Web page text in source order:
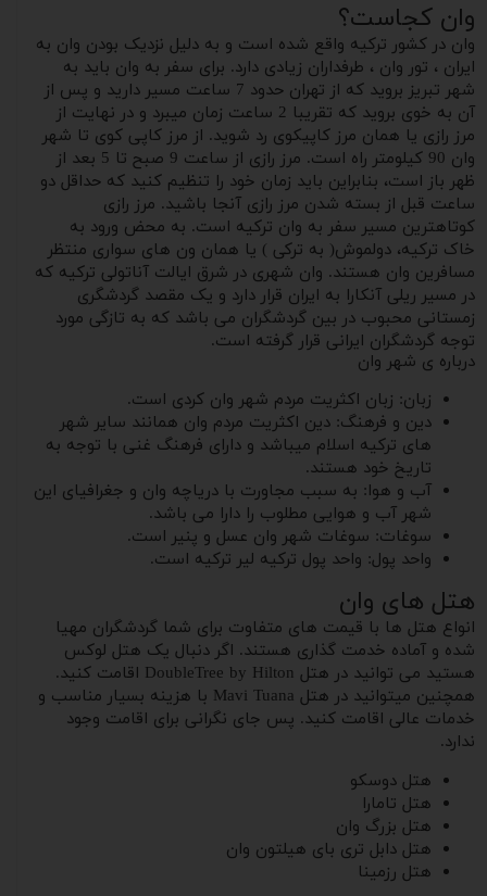
وان کجاست؟
وان در کشور ترکیه واقع شده است و به دلیل نزدیک بودن وان به
ایران ، تور وان ، طرفداران زیادی دارد. برای سفر به وان باید به
شهر تبریز بروید که از تهران حدود 7 ساعت مسیر دارید و پس از
آن به خوی بروید که تقریبا 2 ساعت زمان میبرد و در نهایت از
مرز رازی یا همان مرز کاپیکوی رد شوید. از مرز کاپی کوی تا شهر
وان 90 کیلومتر راه است. مرز رازی از ساعت 9 صبح تا 5 بعد از
ظهر باز است، بنابراین باید زمان خود را تنظیم کنید که حداقل دو
ساعت قبل از بسته شدن مرز رازی آنجا باشید. مرز رازی
کوتاهترین مسیر سفر به وان ترکیه است. به محض ورود به
خاک ترکیه، دولموش( به ترکی ) یا همان ون های سواری منتظر
مسافرین وان هستند. وان شهری در شرق ایالت آناتولی ترکیه که
در مسیر ریلی آنکارا به ایران قرار دارد و یک مقصد گردشگری
زمستانی محبوب در بین گردشگران می باشد که به تازگی مورد
توجه گردشگران ایرانی قرار گرفته است.
درباره ی شهر وان
زبان: زبان اکثریت مردم شهر وان کردی است.
دین و فرهنگ: دین اکثریت مردم وان همانند سایر شهر
های ترکیه اسلام میباشد و دارای فرهنگ غنی با توجه به
تاریخ خود هستند.
آب و هوا: به سبب مجاورت با دریاچه وان و جغرافیای این
شهر آب و هوایی مطلوب را دارا می باشد.
سوغات: سوغات شهر وان عسل و پنیر است.
واحد پول: واحد پول ترکیه لیر ترکیه است.
هتل های وان
انواع هتل ها با قیمت های متفاوت برای شما گردشگران مهیا
شده و آماده خدمت گذاری هستند. اگر دنبال یک هتل لوکس
هستید می توانید در هتل DoubleTree by Hilton اقامت کنید.
همچنین میتوانید در هتل Mavi Tuana با هزینه بسیار مناسب و
خدمات عالی اقامت کنید. پس جای نگرانی برای اقامت وجود
ندارد.
هتل دوسکو
هتل تامارا
هتل بزرگ وان
هتل دابل تری بای هیلتون وان
هتل رزمینا